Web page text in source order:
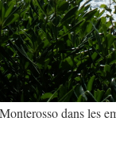
dans les